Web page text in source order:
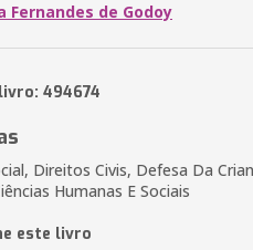
Fernandes de Godoy
494674
Direitos Civis, Defesa Da
Humanas E Sociais
este livro